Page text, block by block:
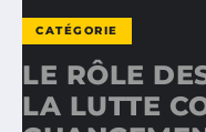
CATÉGORIE
LE RÔLE
LA LUTTE